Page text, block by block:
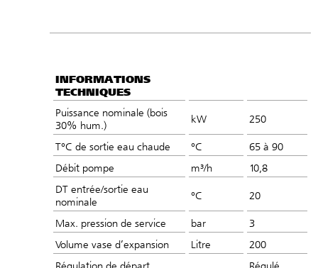
INFORMATIONS
TECHNIQUES
Puissance nominale (bois
30% hum.)
kW 250
T°C de sortie eau chaude °C
65 à 90
Débit pompe
m³/h
10,8
DT entrée/sortie eau
nominale
°C 20
Max. pression de service bar
3
Volume vase d’expansion
Litre
200